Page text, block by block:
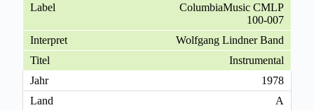
ColumbiaMusic CMLP
100-007
Wolfgang Lindner Band
Instrumental
1978
A